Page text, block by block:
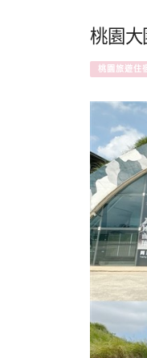
桃園大
桃園旅遊住